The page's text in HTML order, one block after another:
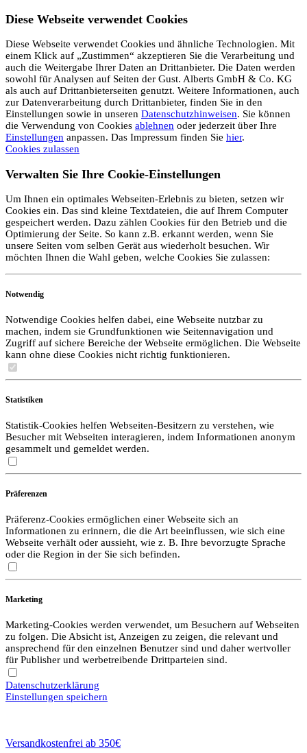
Diese Webseite verwendet Cookies
Diese Webseite verwendet Cookies und ähnliche Technologien. Mit
einem Klick auf „Zustimmen“ akzeptieren Sie die Verarbeitung und
auch die Weitergabe Ihrer Daten an Drittanbieter. Die Daten werden
sowohl für Analysen auf Seiten der Gust. Alberts GmbH & Co. KG
als auch auf Drittanbieterseiten genutzt. Weitere Informationen, auch
zur Datenverarbeitung durch Drittanbieter, finden Sie in den
Einstellungen sowie in unseren Datenschutzhinweisen. Sie können
die Verwendung von Cookies ablehnen oder jederzeit über Ihre
Einstellungen anpassen. Das Impressum finden Sie hier.
Cookies zulassen
Verwalten Sie Ihre Cookie-Einstellungen
Um Ihnen ein optimales Webseiten-Erlebnis zu bieten, setzen wir
Cookies ein. Das sind kleine Textdateien, die auf Ihrem Computer
gespeichert werden. Dazu zählen Cookies für den Betrieb und die
Optimierung der Seite. So kann z.B. erkannt werden, wenn Sie
unsere Seiten vom selben Gerät aus wiederholt besuchen. Wir
möchten Ihnen die Wahl geben, welche Cookies Sie zulassen:
Notwendig
Notwendige Cookies helfen dabei, eine Webseite nutzbar zu
machen, indem sie Grundfunktionen wie Seitennavigation und
Zugriff auf sichere Bereiche der Webseite ermöglichen. Die Webseite
kann ohne diese Cookies nicht richtig funktionieren.
Statistiken
Statistik-Cookies helfen Webseiten-Besitzern zu verstehen, wie
Besucher mit Webseiten interagieren, indem Informationen anonym
gesammelt und gemeldet werden.
Präferenzen
Präferenz-Cookies ermöglichen einer Webseite sich an
Informationen zu erinnern, die die Art beeinflussen, wie sich eine
Webseite verhält oder aussieht, wie z. B. Ihre bevorzugte Sprache
oder die Region in der Sie sich befinden.
Marketing
Marketing-Cookies werden verwendet, um Besuchern auf Webseiten
zu folgen. Die Absicht ist, Anzeigen zu zeigen, die relevant und
ansprechend für den einzelnen Benutzer sind und daher wertvoller
für Publisher und werbetreibende Drittparteien sind.
Datenschutzerklärung
Einstellungen speichern
Versandkostenfrei ab 350€